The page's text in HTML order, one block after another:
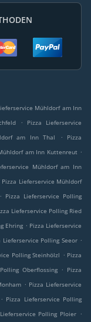
Mühldorf am Inn
.
Pizza Lieferservice
am Inn Thal .
Pizza
am Inn Kuttenreut .
Mühldorf am Inn
Pizza Lieferservice Mühldorf
. Pizza Lieferservice Polling
Lieferservice Polling Ried
Ehring . Pizza Lieferservice
Lieferservice Polling Seeor .
Polling Steinhölzl . Pizza
Oberflossing . Pizza
. Pizza Lieferservice
. Pizza Lieferservice Polling
Polling Ploier .